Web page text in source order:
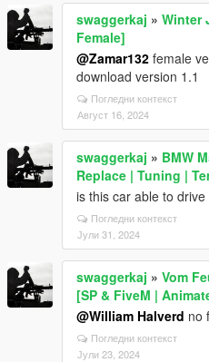
swaggerkaj » Winter
Female]
@Zamar132 female
download version 1.1
Погледни контекст
Август 16, 2024
swaggerkaj » BMW
Replace | Tuning |
is this car able to drive
Погледни контекст
Јули 31, 2024
swaggerkaj » Vom
[SP & FiveM |
@William Halverd no
Погледни контекст
Јули 23, 2024